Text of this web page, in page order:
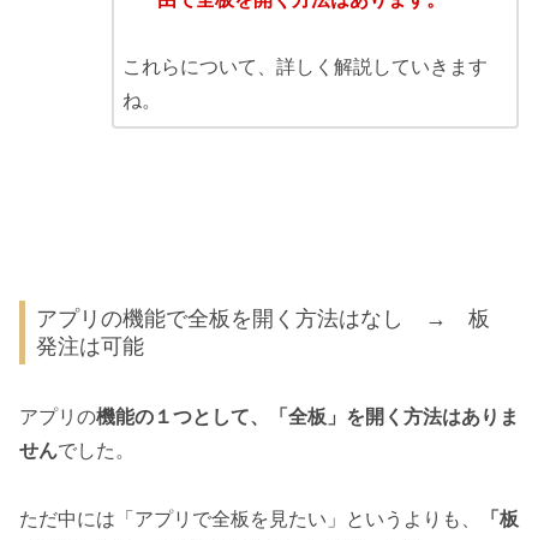
これらについて、詳しく解説していきます
ね。
アプリの機能で全板を開く方法はなし → 板
発注は可能
アプリの機能の１つとして、「全板」を開く方法はありま
せんでした。
ただ中には「アプリで全板を見たい」というよりも、
「板